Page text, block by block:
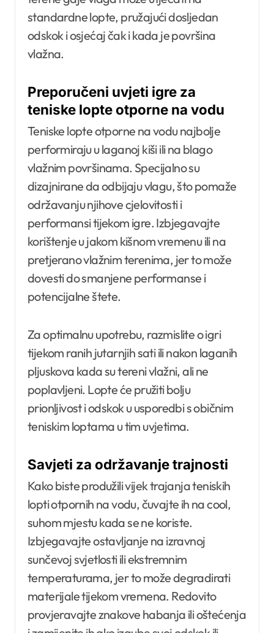
standardne lopte, pružajući dosljedan
odskok i osjećaj čak i kada je površina
vlažna.
Preporučeni uvjeti igre za
teniske lopte otporne na vodu
Teniske lopte otporne na vodu najbolje
performiraju u laganoj kiši ili na blago
vlažnim površinama. Specijalno su
dizajnirane da odbijaju vlagu, što pomaže
održavanju njihove cjelovitosti i
performansi tijekom igre. Izbjegavajte
korištenje u jakom kišnom vremenu ili na
pretjerano vlažnim terenima, jer to može
dovesti do smanjene performanse i
potencijalne štete.
Za optimalnu upotrebu, razmislite o igri
tijekom ranih jutarnjih sati ili nakon laganih
pljuskova kada su tereni vlažni, ali ne
poplavljeni. Lopte će pružiti bolju
prionljivost i odskok u usporedbi s običnim
teniskim loptama u tim uvjetima.
Savjeti za održavanje trajnosti
Kako biste produžili vijek trajanja teniskih
lopti otpornih na vodu, čuvajte ih na cool,
suhom mjestu kada se ne koriste.
Izbjegavajte ostavljanje na izravnoj
sunčevoj svjetlosti ili ekstremnim
temperaturama, jer to može degradirati
materijale tijekom vremena. Redovito
provjeravajte znakove habanja ili oštećenja